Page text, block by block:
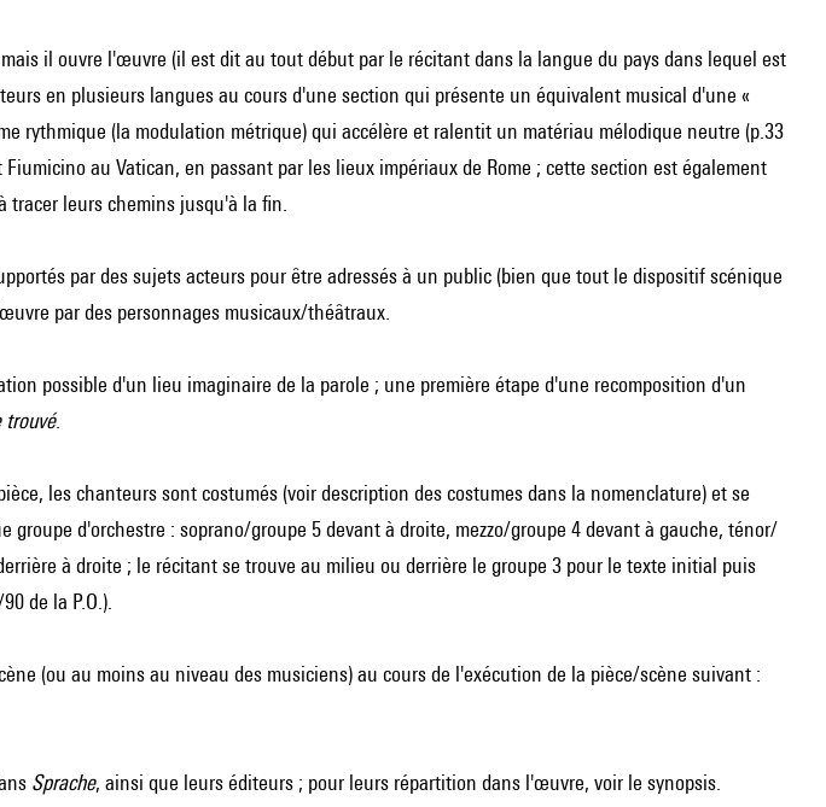
il ouvre l'œuvre (il est dit au tout début par le récitant dans la langue du pays dans lequel est
en plusieurs langues au cours d'une section qui présente un équivalent musical d'une «
rythmique (la modulation métrique) qui accélère et ralentit un matériau mélodique neutre (p.33
au Vatican, en passant par les lieux impériaux de Rome ; cette section est également
leurs chemins jusqu'à la fin.
par des sujets acteurs pour être adressés à un public (bien que tout le dispositif scénique
par des personnages musicaux/théâtraux.
possible d'un lieu imaginaire de la parole ; une première étape d'une recomposition d'un
trouvé.
les chanteurs sont costumés (voir description des costumes dans la nomenclature) et se
groupe d'orchestre : soprano/groupe 5 devant à droite, mezzo/groupe 4 devant à gauche, ténor/
à droite ; le récitant se trouve au milieu ou derrière le groupe 3 pour le texte initial puis
de la P.O.).
(ou au moins au niveau des musiciens) au cours de l'exécution de la pièce/scène suivant :
Sprache, ainsi que leurs éditeurs ; pour leurs répartition dans l'œuvre, voir le synopsis.